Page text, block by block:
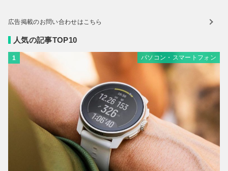
広告掲載のお問い合わせはこちら
人気の記事TOP10
1 パソコン・スマートフォン